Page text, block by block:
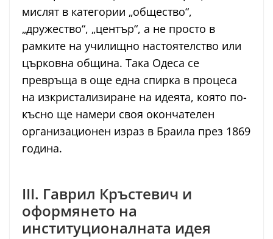
мислят в категории „общество“,
„дружество“, „център“, а не просто в
рамките на училищно настоятелство или
църковна община. Така Одеса се
превръща в още една спирка в процеса
на изкристализиране на идеята, която по-
късно ще намери своя окончателен
организационен израз в Браила през 1869
година.
III. Гаврил Кръстевич и
оформянето на
институционалната идея